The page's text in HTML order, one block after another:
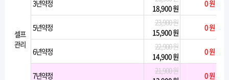
셀프
관리
3년약정
18,900 원
0 원
5년약정
23,900 원
15,900 원
0 원
6년약정
22,900 원
14,900 원
0 원
7년약정
21,900 원
0 원